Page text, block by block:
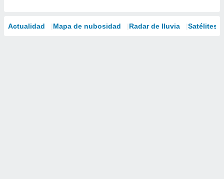
Actualidad Mapa de nubosidad Radar de lluvia Satélites